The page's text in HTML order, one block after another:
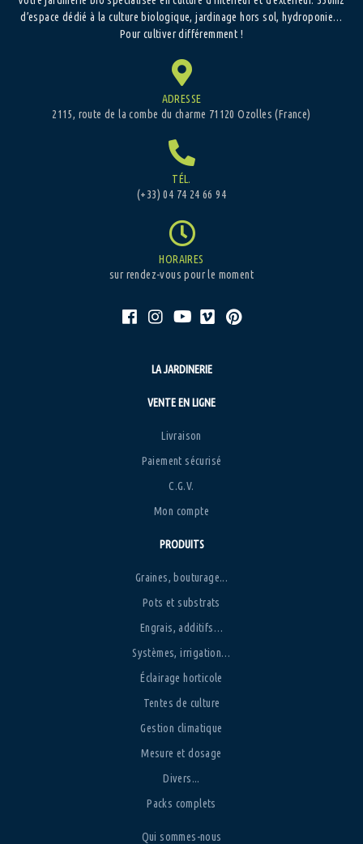
d’espace dédié à la culture biologique, jardinage hors sol, hydroponie…
Pour cultiver différemment !
ADRESSE
2115, route de la combe du charme 71120 Ozolles (France)
TÉL.
(+33) 04 74 24 66 94
HORAIRES
sur rendez-vous pour le moment
LA JARDINERIE
VENTE EN LIGNE
Livraison
Paiement sécurisé
C.G.V.
Mon compte
PRODUITS
Graines, bouturage...
Pots et substrats
Engrais, additifs…
Systèmes, irrigation…
Éclairage horticole
Tentes de culture
Gestion climatique
Mesure et dosage
Divers...
Packs complets
Qui sommes-nous